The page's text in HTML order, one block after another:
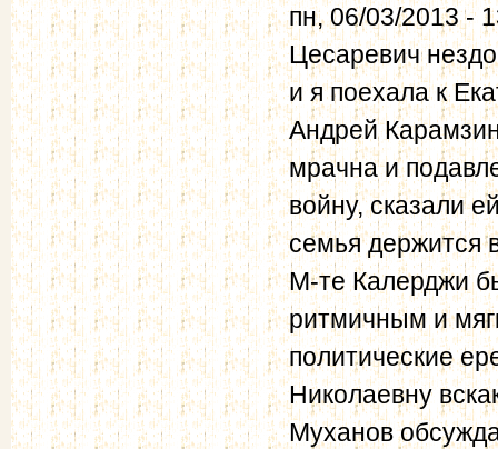
пн, 06/03/2013 -
Цесаревич
и я поехала к
Андрей
мрачна и
войну, сказали
семья держится
М-те Калерджи
ритмичным и
политические
Николаевну
Муханов